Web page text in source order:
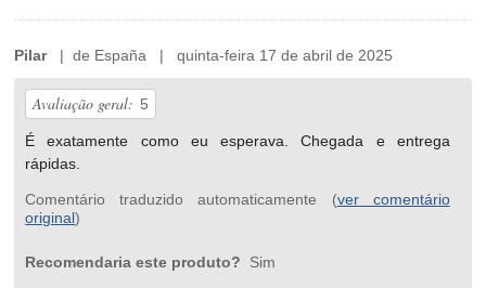
Pilar| de España | quinta-feira 17 de abril de 2025
Avaliação geral: 5
É exatamente como eu esperava. Chegada e entrega
rápidas.
Comentário traduzido automaticamente (ver comentário
original)
Recomendaria este produto? Sim